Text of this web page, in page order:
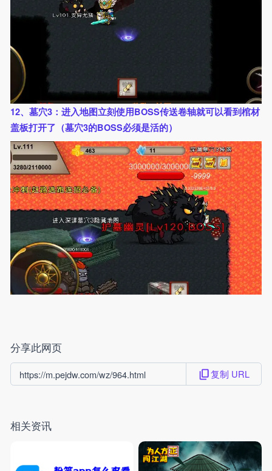
12、墓穴3：进入地图立刻使用BOSS传送卷轴就可以看到棺材
盖板打开了（墓穴3的BOSS必须是活的）
分享此网页
https://m.pejdw.com/wz/964.html 复制 URL
相关资讯